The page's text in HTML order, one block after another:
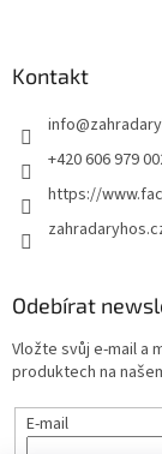
Kontakt
info@
+420 606 979
https://
Odebírat
Vložte svůj e-mail a
produktech na
E-mail